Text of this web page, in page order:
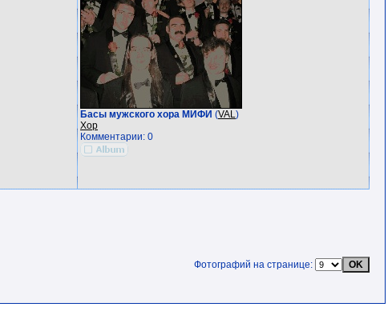
Басы мужского хора МИФИ (VAL)
Хор
Комментарии: 0
Фотографий на странице: